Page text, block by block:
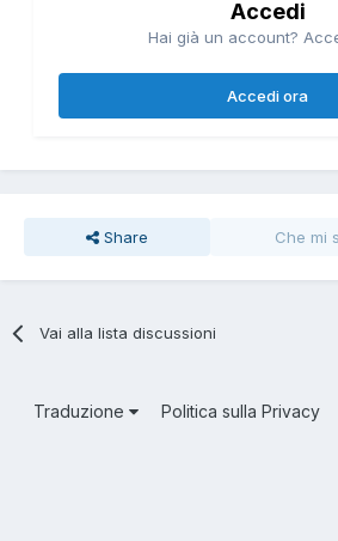
Accedi
Hai già un account?
Accedi ora
Share Che mi
Vai alla lista discussioni
Traduzione Politica sulla Privacy